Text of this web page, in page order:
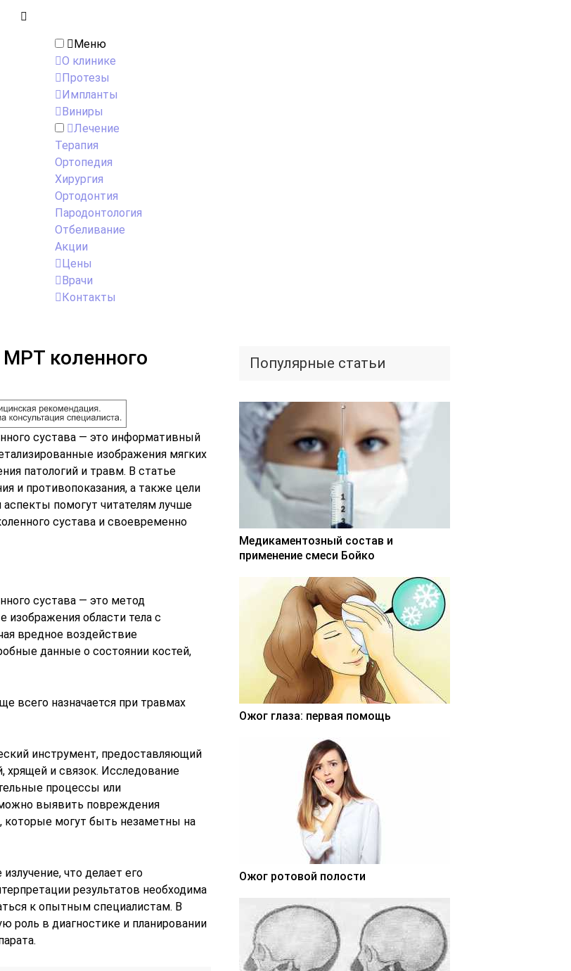
Меню
О клинике
Протезы
Импланты
Виниры
Лечение
Терапия
Ортопедия
Хирургия
Ортодонтия
Пародонтология
Отбеливание
Акции
Цены
Врачи
Контакты
МРТ коленного
сустава — это информативный
изображения мягких
патологий и травм. В статье
и противопоказания, а также цели
аспекты помогут читателям лучше
сустава и своевременно
сустава — это метод
изображения области тела с
вредное воздействие
данные о состоянии костей,
всего назначается при травмах
инструмент, предоставляющий
хрящей и связок. Исследование
процессы или
выявить повреждения
которые могут быть незаметны на
что делает его
результатов необходима
к опытным специалистам. В
роль в диагностике и планировании
Популярные статьи
Медикаментозный состав и
применение смеси Бойко
Ожог глаза: первая помощь
Ожог ротовой полости